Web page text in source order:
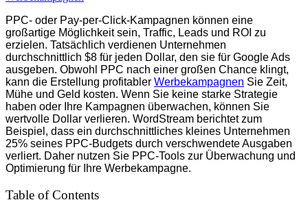
PPC- oder Pay-per-Click-Kampagnen können eine
großartige Möglichkeit sein, Traffic, Leads und ROI zu
erzielen. Tatsächlich verdienen Unternehmen
durchschnittlich $8 für jeden Dollar, den sie für Google Ads
ausgeben. Obwohl PPC nach einer großen Chance klingt,
kann die Erstellung profitabler Werbekampagnen Sie Zeit,
Mühe und Geld kosten. Wenn Sie keine starke Strategie
haben oder Ihre Kampagnen überwachen, können Sie
wertvolle Dollar verlieren. WordStream berichtet zum
Beispiel, dass ein durchschnittliches kleines Unternehmen
25% seines PPC-Budgets durch verschwendete Ausgaben
verliert. Daher nutzen Sie PPC-Tools zur Überwachung und
Optimierung für Ihre Werbekampagne.
Table of Contents